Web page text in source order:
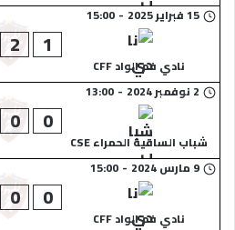
15 فبراير 2025 -
15:00
نادي فم الواد CFF
1
2
2 نوفمبر 2024 -
13:00
شباب الساقية الحمراء CSE
0
0
9 مارس 2024 -
15:00
نادي فم الواد CFF
0
0